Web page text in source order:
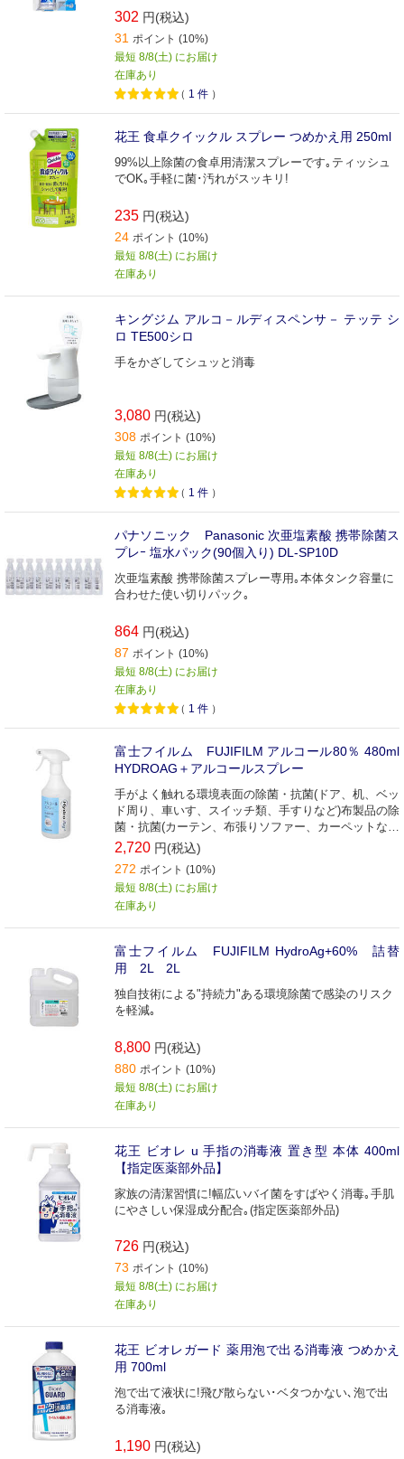
302 円(税込)
31 ポイント (10%)
最短 8/8(土) にお届け
在庫あり
（ 1 件 ）
花王 食卓クイックル スプレー つめかえ用 250ml
99%以上除菌の食卓用清潔スプレーです｡ティッシュ
でOK｡手軽に菌･汚れがスッキリ!
235 円(税込)
24 ポイント (10%)
最短 8/8(土) にお届け
在庫あり
キングジム アルコ－ルディスペンサ－ テッテ シ
ロ TE500シロ
手をかざしてシュッと消毒
3,080 円(税込)
308 ポイント (10%)
最短 8/8(土) にお届け
在庫あり
（ 1 件 ）
パナソニック Panasonic 次亜塩素酸 携帯除菌ス
プレｰ 塩水パック(90個入り) DL-SP10D
次亜塩素酸 携帯除菌スプレー専用｡本体タンク容量に
合わせた使い切りパック｡
864 円(税込)
87 ポイント (10%)
最短 8/8(土) にお届け
在庫あり
（ 1 件 ）
富士フイルム FUJIFILM アルコール80％ 480ml
HYDROAG＋アルコールスプレー
手がよく触れる環境表面の除菌・抗菌(ドア、机、ベッ
ド周り、車いす、スイッチ類、手すりなど)布製品の除
菌・抗菌(カーテン、布張りソファー、カーペットな
ど)
2,720 円(税込)
272 ポイント (10%)
最短 8/8(土) にお届け
在庫あり
富士フイルム FUJIFILM HydroAg+60% 詰替
用 2L 2L
独自技術による"持続力"ある環境除菌で感染のリスク
を軽減｡
8,800 円(税込)
880 ポイント (10%)
最短 8/8(土) にお届け
在庫あり
花王 ビオレ u 手指の消毒液 置き型 本体 400ml
【指定医薬部外品】
家族の清潔習慣に!幅広いバイ菌をすばやく消毒｡手肌
にやさしい保湿成分配合｡(指定医薬部外品)
726 円(税込)
73 ポイント (10%)
最短 8/8(土) にお届け
在庫あり
花王 ビオレガード 薬用泡で出る消毒液 つめかえ
用 700ml
泡で出て液状に!飛び散らない･ベタつかない､泡で出
る消毒液｡
1,190 円(税込)